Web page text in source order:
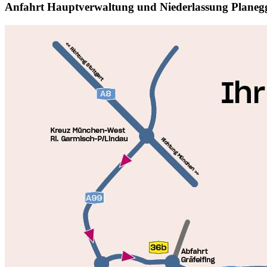
Anfahrt Hauptverwaltung und Niederlassung